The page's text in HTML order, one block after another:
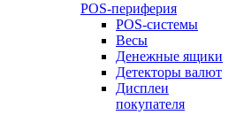
POS-периферия
POS-системы
Весы
Денежные ящики
Детекторы валют
Дисплеи
покупателя